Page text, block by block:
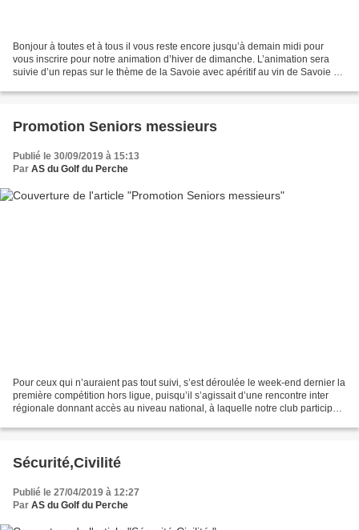
Bonjour à toutes et à tous il vous reste encore jusqu’à demain midi pour
vous inscrire pour notre animation d’hiver de dimanche. L’animation sera
suivie d’un repas sur le thème de la Savoie avec apéritif au vin de Savoie et
Promotion Seniors messieurs
Publié le 30/09/2019 à 15:13
Par AS du Golf du Perche
Pour ceux qui n’auraient pas tout suivi, s’est déroulée le week-end dernier la
première compétition hors ligue, puisqu’il s’agissait d’une rencontre inter
régionale donnant accès au niveau national, à laquelle notre club participait.
Sécurité,Civilité
Publié le 27/04/2019 à 12:27
Par AS du Golf du Perche